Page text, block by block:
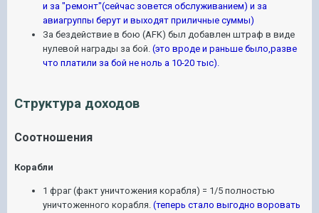
и за "ремонт"(сейчас зовется обслуживанием) и за
авиагруппы берут и выходят приличные суммы)
За бездействие в бою (AFK) был добавлен штраф в виде
нулевой награды за бой. (это вроде и раньше было,разве
что платили за бой не ноль а 10-20 тыс).
Структура доходов
Соотношения
Корабли
1 фраг (факт уничтожения корабля) = 1/5 полностью
уничтоженного корабля. (теперь стало выгодно воровать